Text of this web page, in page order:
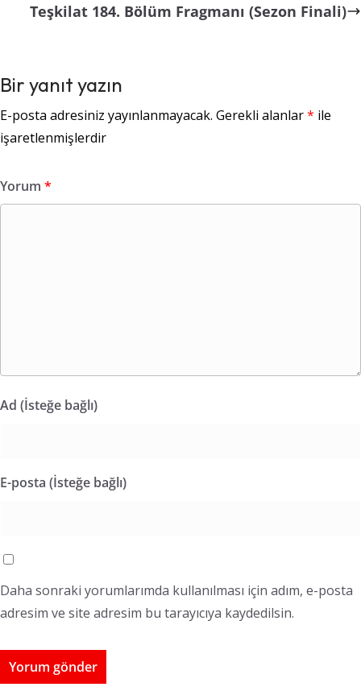
Teşkilat 184. Bölüm Fragmanı (Sezon Finali)
Bir yanıt yazın
E-posta adresiniz yayınlanmayacak. Gerekli alanlar* ile
işaretlenmişlerdir
Yorum *
Ad (İsteğe bağlı)
E-posta (İsteğe bağlı)
Daha sonraki yorumlarımda kullanılması için adım, e-posta
adresim ve site adresim bu tarayıcıya kaydedilsin.